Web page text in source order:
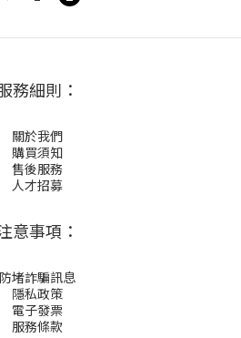
務細則：
關於我們
購買須知
售後服務
人才招募
意事項：
防堵詐騙訊息
隱私政策
電子發票
服務條款